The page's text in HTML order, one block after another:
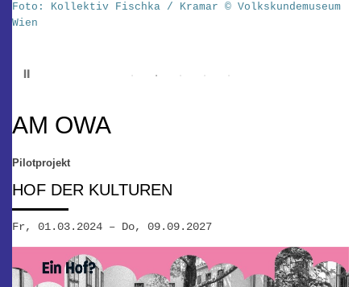
Foto: Kollektiv Fischka / Kramar © Volkskundemuseum
Wien
AM OWA
Pilotprojekt
HOF DER KULTUREN
Fr, 01.03.2024 – Do, 09.09.2027